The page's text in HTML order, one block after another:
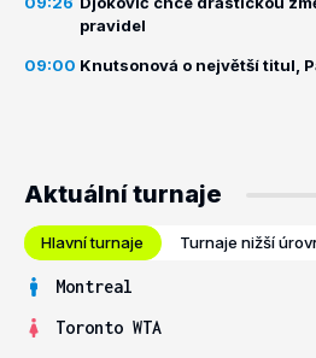
pravidel
09:00 Knutsonová o největší titul,
Aktuální turnaje
Hlavní turnaje Turnaje nižší
Montreal
Toronto WTA